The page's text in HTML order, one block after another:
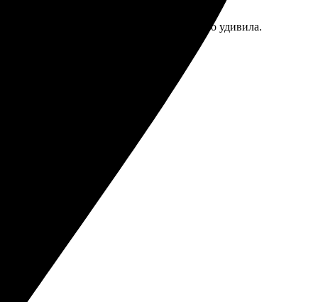
как на экране. Быстрая доставка, приятно удивила.